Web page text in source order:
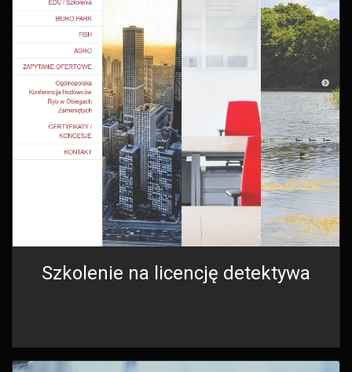
Szkolenie na licencję detektywa